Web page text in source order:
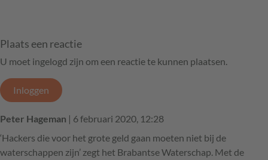
Plaats een reactie
U moet ingelogd zijn om een reactie te kunnen plaatsen.
Inloggen
Peter Hageman | 6 februari 2020, 12:28
‘Hackers die voor het grote geld gaan moeten niet bij de
waterschappen zijn’ zegt het Brabantse Waterschap. Met de